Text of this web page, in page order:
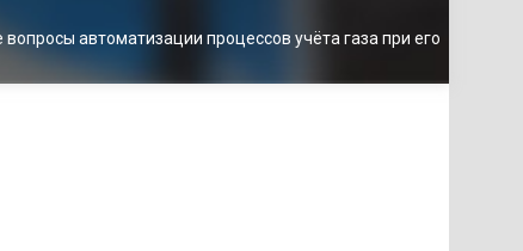
автоматизации процессов учёта газа при его